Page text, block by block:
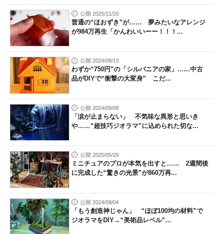
公開 2025/11/20
普通の“ほおずき”が…… 夢みたいなアレンジ
が984万再生「かんわいいーー！！！...
公開 2024/08/13
わずか“750円”の「シルバニアの家」……中古
品がDIYで“衝撃の大変身” こだ...
公開 2024/09/08
「涙が止まらない」 不気味な異形と思いき
や……“超技巧ジオラマ”に込められた切な...
公開 2025/05/29
ミニチュアのプロが本気を出すと…… 2週間後
に完成した“驚きの光景”が860万再...
公開 2024/08/04
「もう創造神じゃん」 “ほぼ100均の材料”で
ジオラマをDIY→“美術品レベル”...